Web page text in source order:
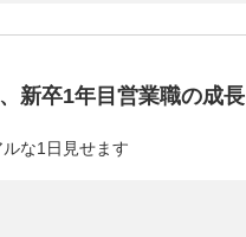
新卒1年目営業職の成長
な1日見せます